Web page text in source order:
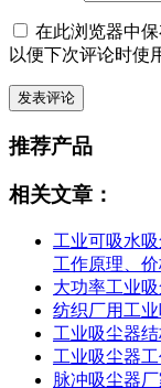
在此浏览器中
以便下次评论时使
推荐产品
相关文章：
工业可吸水
工作原理、
大功率工业
纺织厂用工
工业吸尘器
工业吸尘器
脉冲吸尘器